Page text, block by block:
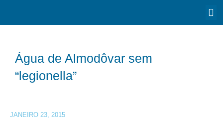
Água de Almodôvar sem
“legionella”
JANEIRO 23, 2015